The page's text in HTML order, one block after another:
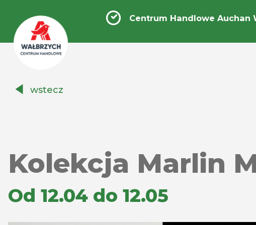
Handlowe
Centrum Handlowe Auchan
wstecz
Kolekcja Marlin
Od 12.04 do 12.05